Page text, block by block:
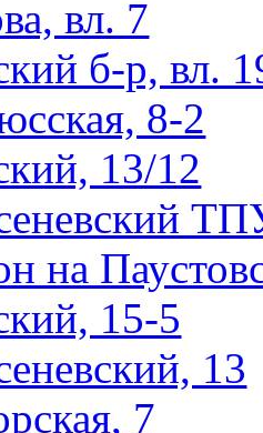
вл. 7
б-р, вл.
8-2
13/12
на
15-5
13
7